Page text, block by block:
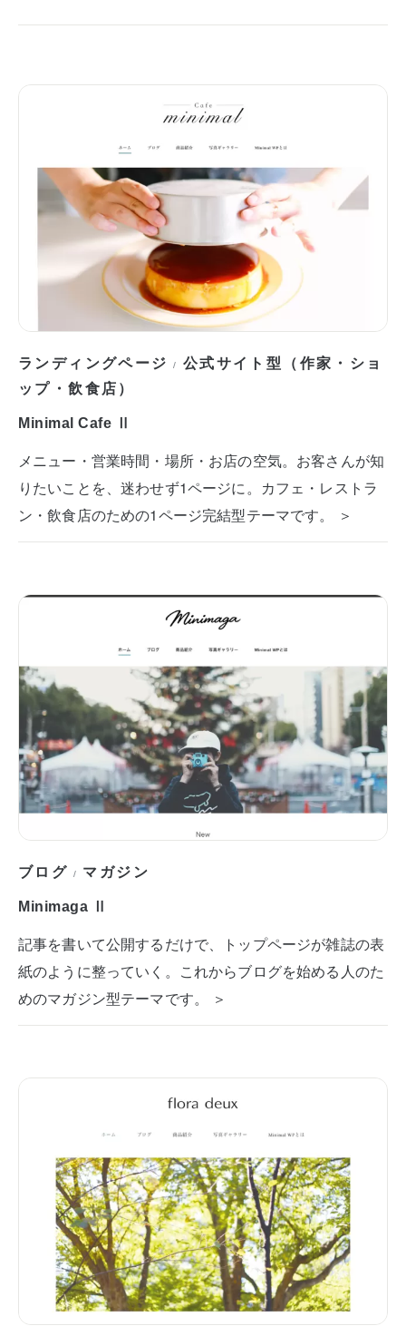
ランディングページ / 公式サイト型（作家・ショ
ップ・飲食店）
Minimal Cafe Ⅱ
メニュー・営業時間・場所・お店の空気。お客さんが知
りたいことを、迷わせず1ページに。カフェ・レストラ
ン・飲食店のための1ページ完結型テーマです。 ＞
ブログ / マガジン
Minimaga Ⅱ
記事を書いて公開するだけで、トップページが雑誌の表
紙のように整っていく。これからブログを始める人のた
めのマガジン型テーマです。 ＞